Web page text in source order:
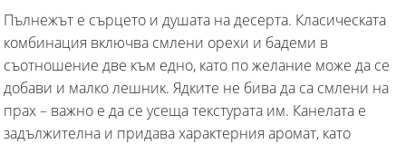
Пълнежът е сърцето и душата на десерта. Класическата
комбинация включва смлени орехи и бадеми в
съотношение две към едно, като по желание може да се
добави и малко лешник. Ядките не бива да са смлени на
прах – важно е да се усеща текстурата им. Канелата е
задължителна и придава характерния аромат, като